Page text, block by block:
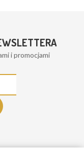
i promocjami